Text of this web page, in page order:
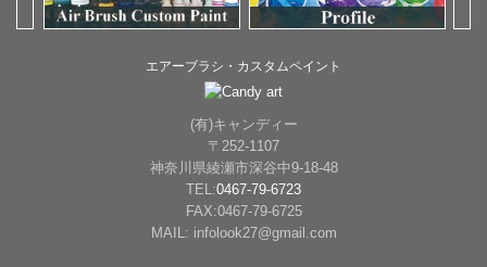
エアーブラシ・カスタムペイント
(有)キャンディー
〒252-1107
神奈川県綾瀬市深谷中9-18-48
TEL:0467-79-6723
FAX:0467-79-6725
MAIL: infolook27@gmail.com